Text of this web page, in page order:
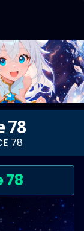
78
78
78